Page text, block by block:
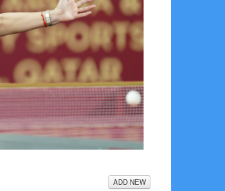
ADD NEW